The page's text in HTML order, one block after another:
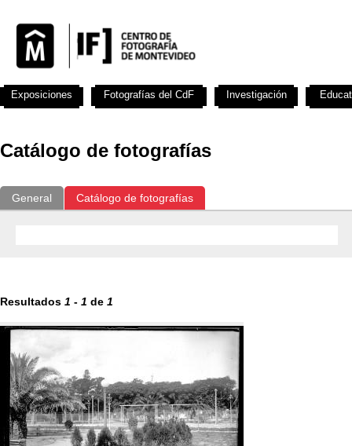
Catálogo de fotografías
General Catálogo de fotografías
Resultados 1 - 1 de 1
Exposiciones Fotografías del CdF Investigación